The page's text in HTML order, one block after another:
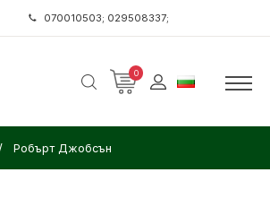
070010503; 029508337;
0
Робърт Джобсън